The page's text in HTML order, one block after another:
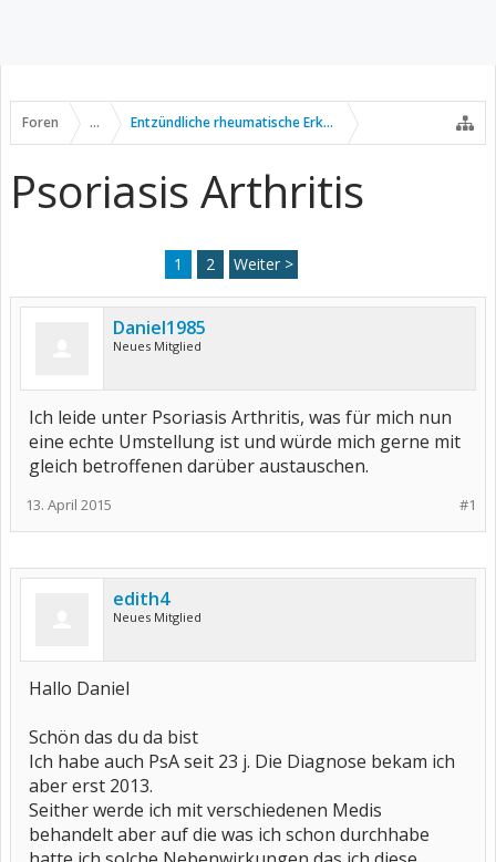
Foren ... Entzündliche rheumatische Erkrankungen
Psoriasis Arthritis
1 2 Weiter >
Daniel1985
Neues Mitglied
Ich leide unter Psoriasis Arthritis, was für mich nun
eine echte Umstellung ist und würde mich gerne mit
gleich betroffenen darüber austauschen.
#1
13. April 2015
edith4
Neues Mitglied
Hallo Daniel
Schön das du da bist
Ich habe auch PsA seit 23 j. Die Diagnose bekam ich
aber erst 2013.
Seither werde ich mit verschiedenen Medis
behandelt aber auf die was ich schon durchhabe